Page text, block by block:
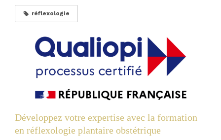
réflexologie
Développez votre expertise avec la formation
en réflexologie plantaire obstétrique